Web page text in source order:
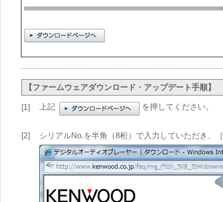
【ファームウェアダウンロード・アップデート手順】
[1] 上記 を押してください。
[2] シリアルNo.を半角（8桁）で入力していただき、